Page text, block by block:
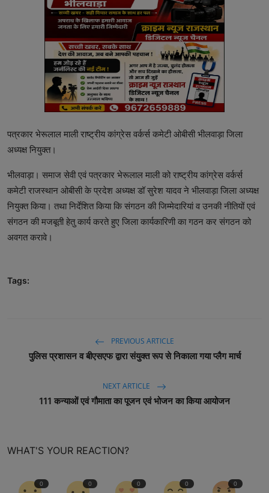
पत्रकार भेरूलाल माली राष्ट्रीय कांग्रेस वर्कर्स कमेटी ओबीसी भीलवाड़ा जिला
अध्यक्ष नियुक्त।
भीलवाड़ा। समाज सेवी एवं पत्रकार भेरूलाल माली को राष्ट्रीय कांग्रेस वर्कर्स
कमेटी राजस्थान ओबीसी के प्रदेश अध्यक्ष डॉ सुरेश यादव ने भीलवाड़ा जिला अध्यक्ष
नियुक्त किया। तथा निर्देशित किया कि संगठन की जिम्मेदारियां व उनकी नीतियों एवं
संगठन की मजबूती हेतु कार्य करते हुए जिला कार्यकारिणी का गठन कर संगठन को
अवगत करावे।
Tags:
PREVIOUS ARTICLE
पुलिस प्रशासन व बीएसएफ द्वारा संयुक्त रूप से निकाला गया प्लैग मार्च
NEXT ARTICLE
111 कन्याओं एवं गौमाता का पूजन एवं भोजन का किया आयोजन
WHAT'S YOUR REACTION?
0 0 0 0 0